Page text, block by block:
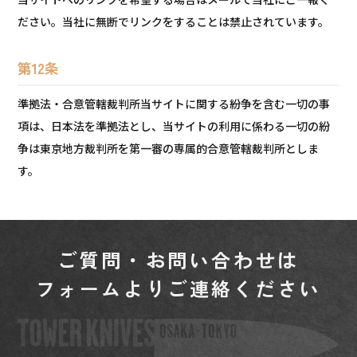
ださい。当社に無断でリンクをすることは禁止されています。
第12条
準拠法・合意管轄裁判所当サイトに関する紛争を含む一切の事
項は、日本法を準拠法とし、当サイトの利用に係わる一切の紛
争は東京地方裁判所を第一審の専属的合意管轄裁判所としま
す。
ご質問・お問い合わせは
フォームよりご連絡ください